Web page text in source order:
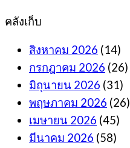
คลังเก็บ
สิงหาคม 2026 (14)
กรกฎาคม 2026 (26)
มิถุนายน 2026 (31)
พฤษภาคม 2026 (26)
เมษายน 2026 (45)
มีนาคม 2026 (58)